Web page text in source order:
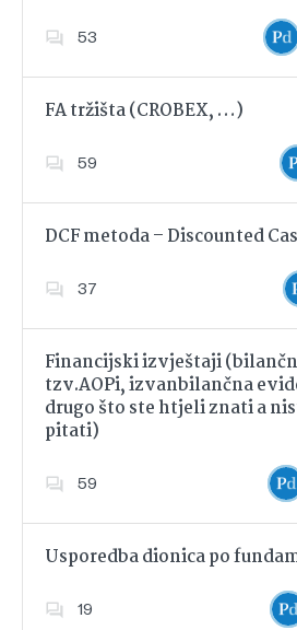
53
FA tržišta (CROBEX, …)
59
DCF metoda – Discounted
37
Financijski izvještaji
tzv.AOPi, izvanbilančna
drugo što ste htjeli znati a
pitati)
59
Usporedba dionica po
19